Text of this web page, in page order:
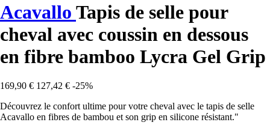
Acavallo Tapis de selle pour
cheval avec coussin en dessous
en fibre bamboo Lycra Gel Grip
169,90 € 127,42 € -25%
Découvrez le confort ultime pour votre cheval avec le tapis de selle
Acavallo en fibres de bambou et son grip en silicone résistant."